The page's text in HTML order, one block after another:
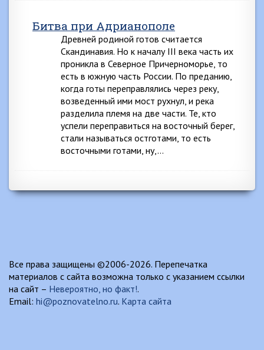
Битва при Адрианополе
Древней родиной готов считается
Скандинавия. Но к началу III века часть их
проникла в Северное Причерноморье, то
есть в южную часть России. По преданию,
когда готы переправлялись через реку,
возведенный ими мост рухнул, и река
разделила племя на две части. Те, кто
успели переправиться на восточный беpeг,
стали называться остготами, то есть
восточными готами, ну,…
Все права защищены ©2006-2026. Перепечатка
материалов с сайта возможна только с указанием ссылки
на сайт – Невероятно, но факт!.
Email: hi@poznovatelno.ru. Карта сайта